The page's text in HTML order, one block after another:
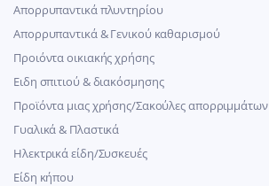
Απορρυπαντικά πλυντηρίου
Απορρυπαντικά & Γενικού καθαρισμού
Προιόντα οικιακής χρήσης
Ειδη σπιτιού & διακόσμησης
Προϊόντα μιας χρήσης/Σακούλες απορριμμάτων
Γυαλικά & Πλαστικά
Ηλεκτρικά είδη/Συσκευές
Είδη κήπου